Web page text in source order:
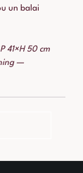
un balai
41×H 50 cm
—